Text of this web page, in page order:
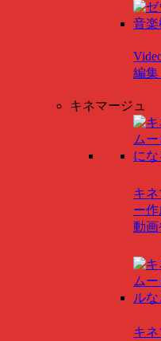
編
キネマージュ
キネ
ー作
動画
キネ